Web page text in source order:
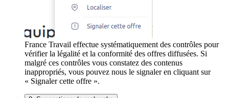
France Travail effectue systématiquement des contrôles pour
vérifier la légalité et la conformité des offres diffusées. Si
malgré ces contrôles vous constatez des contenus
inappropriés, vous pouvez nous le signaler en cliquant sur
« Signaler cette offre ».